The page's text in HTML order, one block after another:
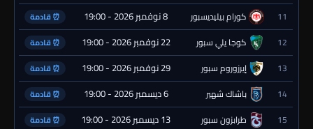
11 كورام بيليديسبور 8 نوفمبر 2026 - 19:00 ⏰ قادمة
12 كوجا يلي سبور 22 نوفمبر 2026 - 19:00 ⏰ قادمة
13 إيرزوروم سبور 29 نوفمبر 2026 - 19:00 ⏰ قادمة
14 باشاك شهير 6 ديسمبر 2026 - 19:00 ⏰ قادمة
15 طرابزون سبور 13 ديسمبر 2026 - 19:00 ⏰ قادمة